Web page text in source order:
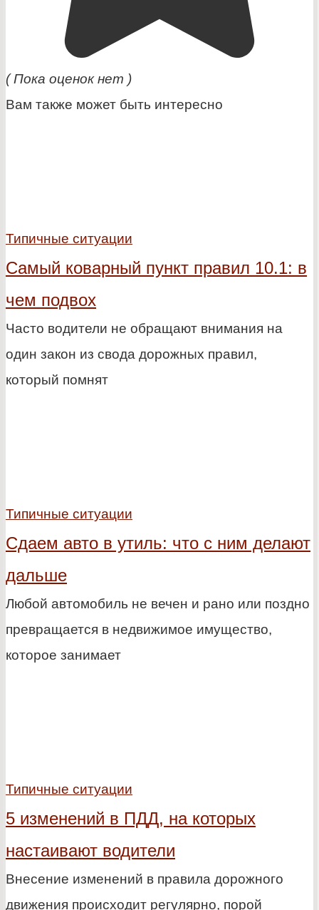
( Пока оценок нет )
Вам также может быть интересно
Типичные ситуации
Самый коварный пункт правил 10.1: в
чем подвох
Часто водители не обращают внимания на
один закон из свода дорожных правил,
который помнят
Типичные ситуации
Сдаем авто в утиль: что с ним делают
дальше
Любой автомобиль не вечен и рано или поздно
превращается в недвижимое имущество,
которое занимает
Типичные ситуации
5 изменений в ПДД, на которых
настаивают водители
Внесение изменений в правила дорожного
движения происходит регулярно, порой